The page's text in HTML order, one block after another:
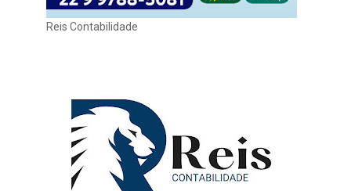
Reis Contabilidade